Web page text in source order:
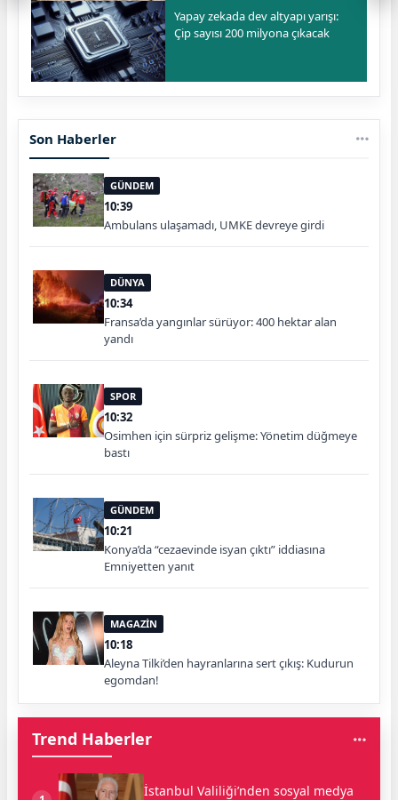
Yapay zekada dev altyapı yarışı:
Çip sayısı 200 milyona çıkacak
Son Haberler
GÜNDEM
10:39
Ambulans ulaşamadı, UMKE devreye girdi
DÜNYA
10:34
Fransa’da yangınlar sürüyor: 400 hektar alan
yandı
SPOR
10:32
Osimhen için sürpriz gelişme: Yönetim düğmeye
bastı
GÜNDEM
10:21
Konya’da “cezaevinde isyan çıktı” iddiasına
Emniyetten yanıt
MAGAZİN
10:18
Aleyna Tilki’den hayranlarına sert çıkış: Kudurun
egomdan!
Trend Haberler
İstanbul Valiliği’nden sosyal medya